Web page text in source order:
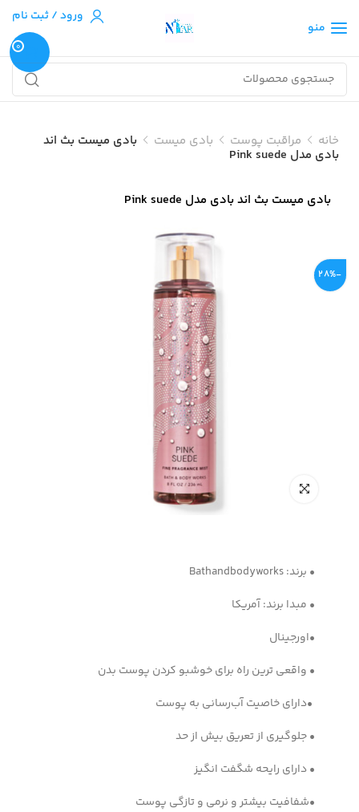
منو
ورود / ثبت نام
0
خانه مراقبت پوست بادی میست بادی میست بث اند
بادی مدل Pink suede
-28%
بادی میست بث اند بادی مدل Pink suede
• برند: Bathandbodyworks
• مبدا برند: آمریکا
•اورجینال
• واقعی ترین راه برای خوشبو کردن پوست بدن
•دارای خاصیت آب‌رسانی به پوست
• جلوگیری از تعریق بیش از حد
• دارای رایحه شگفت انگیز
•شفافیت بیشتر و نرمی و تازگی پوست